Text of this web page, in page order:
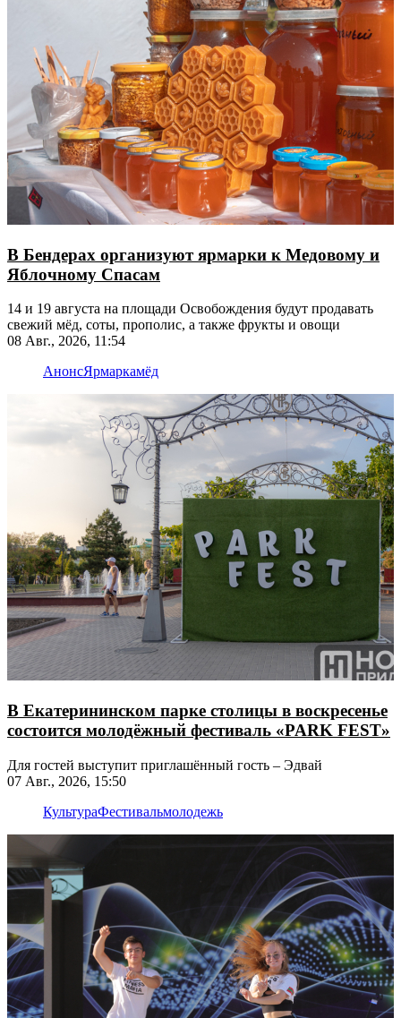
В Бендерах организуют ярмарки к Медовому и
Яблочному Спасам
14 и 19 августа на площади Освобождения будут продавать
свежий мёд, соты, прополис, а также фрукты и овощи
08 Авг., 2026, 11:54
АнонсЯрмаркамёд
В Екатерининском парке столицы в воскресенье
состоится молодёжный фестиваль «PARK FEST»
Для гостей выступит приглашённый гость – Эдвай
07 Авг., 2026, 15:50
КультураФестивальмолодежь